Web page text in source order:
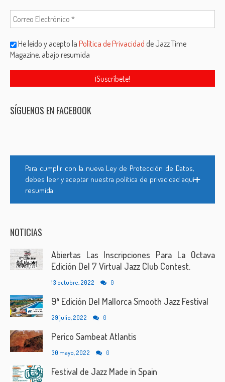
He leído y acepto laPolítica de Privacidad de Jazz Time
Magazine, abajo resumida
SÍGUENOS EN FACEBOOK
Para cumplir con la nueva Ley de Protección de Datos,
debes leer y aceptar nuestra política de privacidad aquí
resumida
NOTICIAS
Abiertas Las Inscripciones Para La Octava
Edición Del 7 Virtual Jazz Club Contest.
13 octubre, 2022 0
9ª Edición Del Mallorca Smooth Jazz Festival
29 julio, 2022 0
Perico Sambeat Atlantis
30 mayo, 2022 0
Festival de Jazz Made in Spain